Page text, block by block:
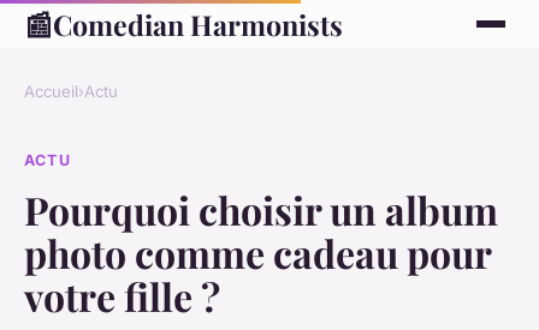
📰Comedian Harmonists
Accueil›Actu
ACTU
Pourquoi choisir un album
photo comme cadeau pour
votre fille ?